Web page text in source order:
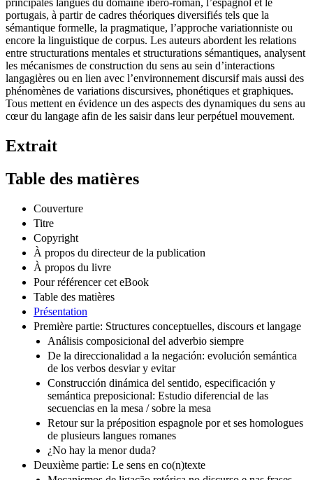
principales langues du domaine ibéro-roman, l’espagnol et le
portugais, à partir de cadres théoriques diversifiés tels que la
sémantique formelle, la pragmatique, l’approche variationniste ou
encore la linguistique de corpus. Les auteurs abordent les relations
entre structurations mentales et structurations sémantiques, analysent
les mécanismes de construction du sens au sein d’interactions
langagières ou en lien avec l’environnement discursif mais aussi des
phénomènes de variations discursives, phonétiques et graphiques.
Tous mettent en évidence un des aspects des dynamiques du sens au
cœur du langage afin de les saisir dans leur perpétuel mouvement.
Extrait
Table des matières
Couverture
Titre
Copyright
À propos du directeur de la publication
À propos du livre
Pour référencer cet eBook
Table des matières
Présentation
Première partie: Structures conceptuelles, discours et langage
Análisis composicional del adverbio siempre
De la direccionalidad a la negación: evolución semántica
de los verbos desviar y evitar
Construcción dinámica del sentido, especificación y
semántica preposicional: Estudio diferencial de las
secuencias en la mesa / sobre la mesa
Retour sur la préposition espagnole por et ses homologues
de plusieurs langues romanes
¿No hay la menor duda?
Deuxième partie: Le sens en co(n)texte